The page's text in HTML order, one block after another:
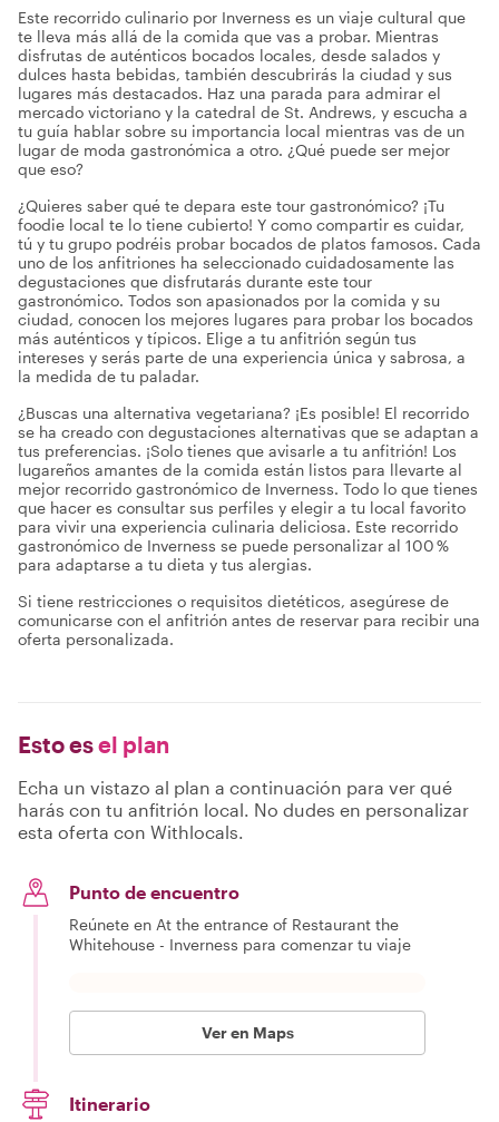
Este recorrido culinario por Inverness es un viaje cultural que
te lleva más allá de la comida que vas a probar. Mientras
disfrutas de auténticos bocados locales, desde salados y
dulces hasta bebidas, también descubrirás la ciudad y sus
lugares más destacados. Haz una parada para admirar el
mercado victoriano y la catedral de St. Andrews, y escucha a
tu guía hablar sobre su importancia local mientras vas de un
lugar de moda gastronómica a otro. ¿Qué puede ser mejor
que eso?
¿Quieres saber qué te depara este tour gastronómico? ¡Tu
foodie local te lo tiene cubierto! Y como compartir es cuidar,
tú y tu grupo podréis probar bocados de platos famosos. Cada
uno de los anfitriones ha seleccionado cuidadosamente las
degustaciones que disfrutarás durante este tour
gastronómico. Todos son apasionados por la comida y su
ciudad, conocen los mejores lugares para probar los bocados
más auténticos y típicos. Elige a tu anfitrión según tus
intereses y serás parte de una experiencia única y sabrosa, a
la medida de tu paladar.
¿Buscas una alternativa vegetariana? ¡Es posible! El recorrido
se ha creado con degustaciones alternativas que se adaptan a
tus preferencias. ¡Solo tienes que avisarle a tu anfitrión! Los
lugareños amantes de la comida están listos para llevarte al
mejor recorrido gastronómico de Inverness. Todo lo que tienes
que hacer es consultar sus perfiles y elegir a tu local favorito
para vivir una experiencia culinaria deliciosa. Este recorrido
gastronómico de Inverness se puede personalizar al 100 %
para adaptarse a tu dieta y tus alergias.
Si tiene restricciones o requisitos dietéticos, asegúrese de
comunicarse con el anfitrión antes de reservar para recibir una
oferta personalizada.
Esto esel plan
Echa un vistazo al plan a continuación para ver qué
harás con tu anfitrión local. No dudes en personalizar
esta oferta con Withlocals.
Punto de encuentro
Reúnete en At the entrance of Restaurant the
Whitehouse - Inverness para comenzar tu viaje
Ver en Maps
Itinerario